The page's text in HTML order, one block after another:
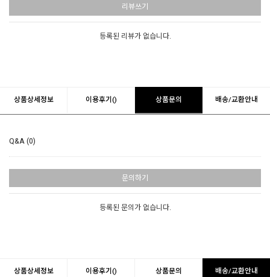
리뷰쓰기
등록된 리뷰가 없습니다.
상품상세정보 이용후기() 상품문의 배송/교환안내
Q&A (0)
문의하기
등록된 문의가 없습니다.
상품상세정보 이용후기() 상품문의 배송/교환안내